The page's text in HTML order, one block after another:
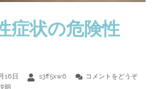
状の危険性
16日 s3ff5xw6
コメントをどうぞ
明